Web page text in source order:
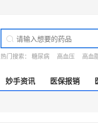
热门搜索： 糖尿病 高血压 高血
妙手资讯 医保报销